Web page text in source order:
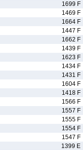
1699 F
1469 F
1664 F
1447 F
1662 F
1439 F
1623 F
1434 F
1431 F
1604 F
1418 F
1566 F
1557 F
1555 F
1554 F
1547 F
1399 E